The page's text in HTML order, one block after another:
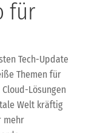
für
Tech-Update
Themen für
Cloud-Lösungen
Welt kräftig
mehr